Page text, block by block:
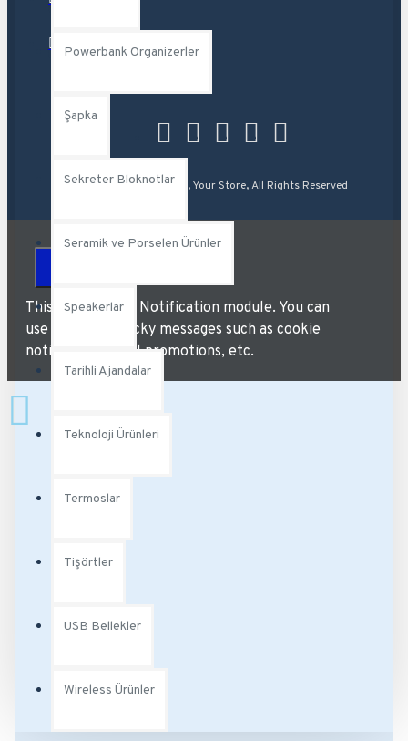
Powerbank Organizerler
Şapka
Sekreter Bloknotlar
Seramik ve Porselen Ürünler
Speakerlar
Tarihli Ajandalar
Teknoloji Ürünleri
Termoslar
Tişörtler
USB Bellekler
Wireless Ürünler
Copyright © 2014, Your Store, All Rights Reserved
This is the sticky Notification module. You can
use it for any sticky messages such as cookie
notices or special promotions, etc.